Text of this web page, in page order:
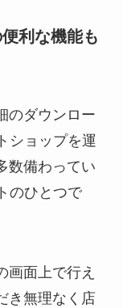
利な機能も
のダウンロー
ショップを運
数備わってい
のひとつで
画面上で行え
き無理なく店